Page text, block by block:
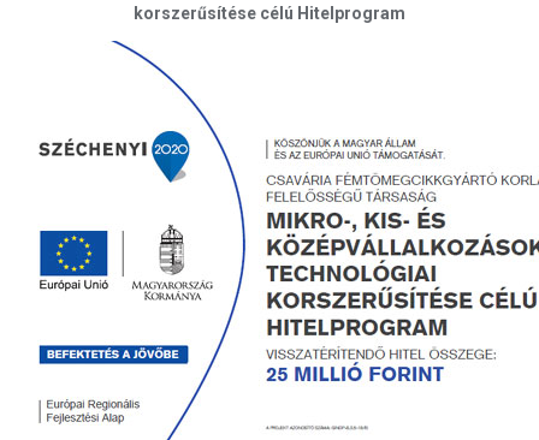
korszerűsítése célú Hitelprogram